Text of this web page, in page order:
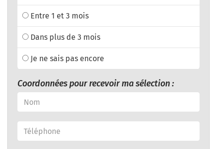
Entre 1 et 3 mois
Dans plus de 3 mois
Je ne sais pas encore
Coordonnées pour recevoir ma sélection :